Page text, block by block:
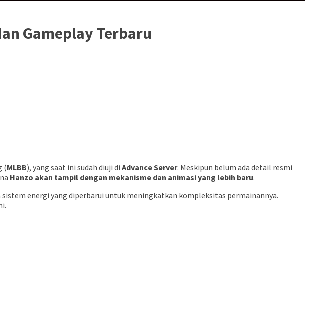
Gameplay Terbaru
(MLBB), yang saat ini sudah diuji di Advance Server. Meskipun belum ada detail resmi
Hanzo akan tampil dengan mekanisme dan animasi yang lebih baru.
sistem energi yang diperbarui untuk meningkatkan kompleksitas permainannya.